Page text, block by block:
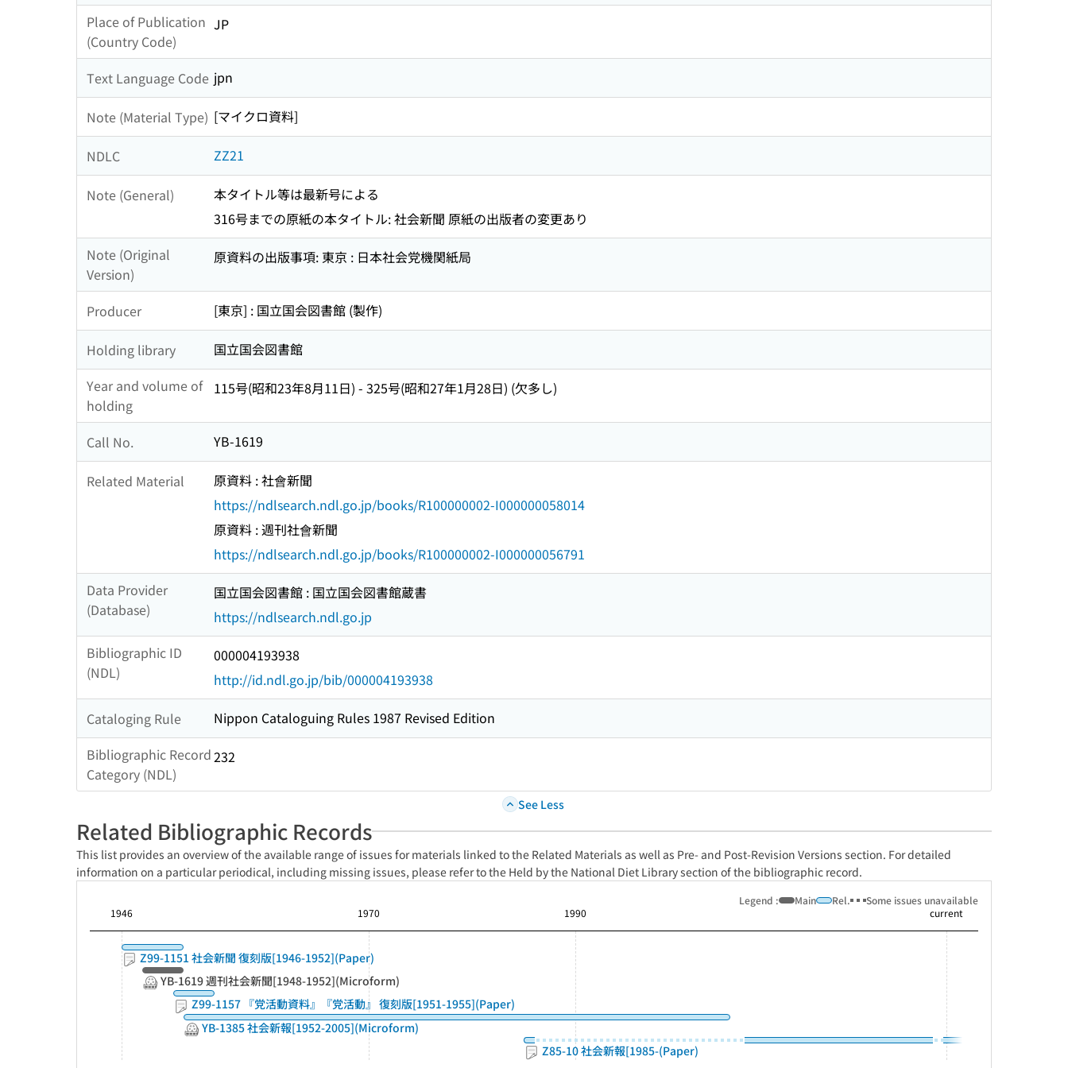
Place of Publication
(Country Code)
JP
Text Language Code jpn
Note (Material Type) [マイクロ資料]
NDLC ZZ21
Note (General)
本タイトル等は最新号による
316号までの原紙の本タイトル: 社会新聞 原紙の出版者の変更あり
Note (Original
Version)
原資料の出版事項: 東京 : 日本社会党機関紙局
Producer [東京] : 国立国会図書館 (製作)
Holding library
国立国会図書館
Year and volume of
holding
115号(昭和23年8月11日) - 325号(昭和27年1月28日) (欠多し)
Call No. YB-1619
Related Material
原資料 : 社會新聞
https://ndlsearch.ndl.go.jp/books/R100000002-I000000058014
原資料 : 週刊社會新聞
https://ndlsearch.ndl.go.jp/books/R100000002-I000000056791
Data Provider
(Database)
国立国会図書館 : 国立国会図書館蔵書
https://ndlsearch.ndl.go.jp
Bibliographic ID
(NDL)
000004193938
http://id.ndl.go.jp/bib/000004193938
Cataloging Rule
Nippon Cataloguing Rules 1987 Revised Edition
Bibliographic Record
Category (NDL)
232
See Less
Related Bibliographic Records
This list provides an overview of the available range of issues for materials linked to the Related Materials as well as Pre- and Post-Revision Versions section. For detailed
information on a particular periodical, including missing issues, please refer to the Held by the National Diet Library section of the bibliographic record.
Legend : Main Rel.
Some issues unavailable
1946
1970 1990 current
Z99-1151 社会新聞 復刻版[1946-1952](Paper)
YB-1619 週刊社会新聞[1948-1952](Microform)
Z99-1157 『党活動資料』『党活動』 復刻版[1951-1955](Paper)
YB-1385 社会新報[1952-2005](Microform)
Z85-10 社会新報[1985-(Paper)